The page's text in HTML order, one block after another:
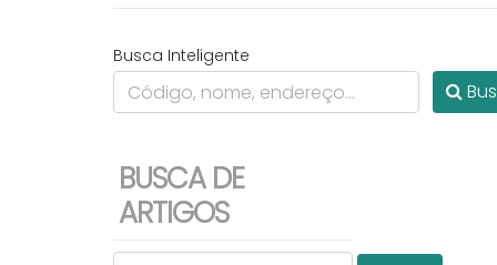
Busca Inteligente
BUSCA DE
ARTIGOS